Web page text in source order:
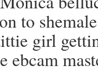
to
girl
ebcam